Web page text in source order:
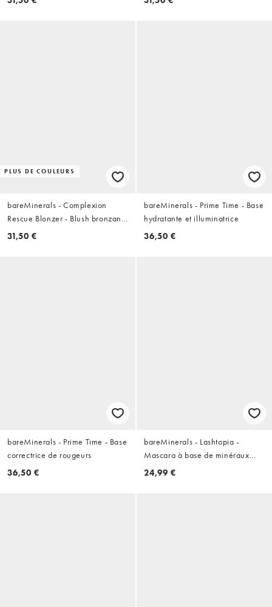
PLUS DE COULEURS
bareMinerals - Complexion
Rescue Blonzer - Blush bronzant
- Kiss of Pink
31,50 €
bareMinerals - Prime Time - Base
hydratante et illuminatrice
36,50 €
bareMinerals - Prime Time - Base
correctrice de rougeurs
36,50 €
bareMinerals - Lashtopia -
Mascara à base de minéraux
méga volume
24,99 €